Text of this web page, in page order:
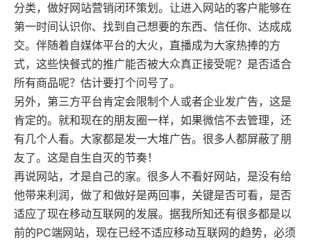
分类，做好网站营销闭环策划。让进入网站的客户能够在
第一时间认识你、找到自己想要的东西、信任你、达成成
交。伴随着自媒体平台的大火，直播成为大家热捧的方
式，这些快餐式的推广能否被大众真正接受呢？是否适合
所有商品呢？估计要打个问号了。
另外，第三方平台肯定会限制个人或者企业发广告，这是
肯定的。就和现在的朋友圈一样，如果微信不去管理，还
有几个人看。大家都是发一大堆广告。很多人都屏蔽了朋
友了。这是自生自灭的节奏！
再说网站，才是自己的家。很多人不看好网站，是没有给
他带来利润，做了和做好是两回事，关键是否可看，是否
适应了现在移动互联网的发展。据我所知还有很多都是以
前的PC端网站，现在已经不适应移动互联网的趋势，必须